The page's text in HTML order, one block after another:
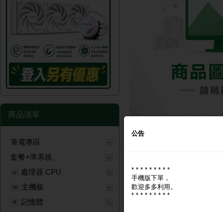
商品清單
筆電專區
套餐+準系統
U 處理器 CPU
M 主機板
R 記憶體
商品圖片
公告
* * * * * * * * *
手機版下單，
歡迎多多利用。
* * * * * * * * *